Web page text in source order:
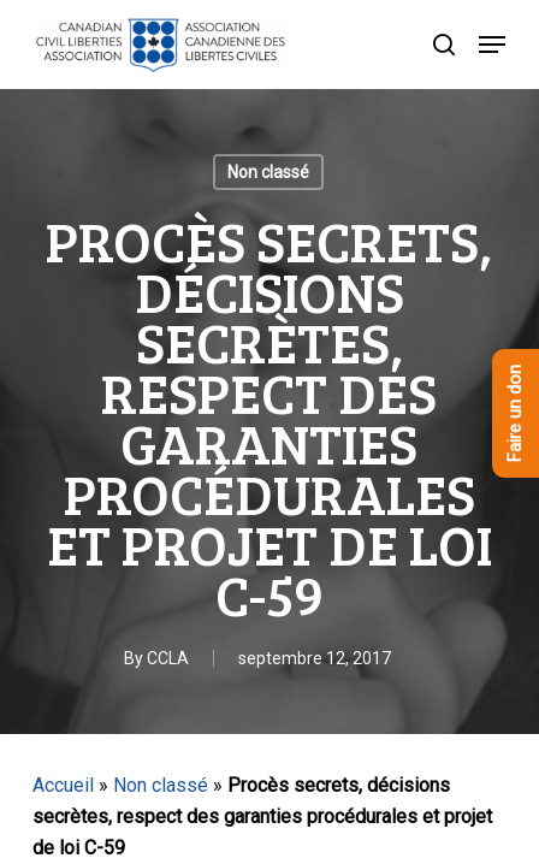
recherche
Menu
Non classé
PROCÈS SECRETS,
DÉCISIONS
SECRÈTES,
RESPECT DES
GARANTIES
PROCÉDURALES
ET PROJET DE LOI
C-59
ByCCLA septembre 12, 2017
Accueil» Non classé» Procès secrets, décisions
secrètes, respect des garanties procédurales et projet
de loi C-59
Faire un don